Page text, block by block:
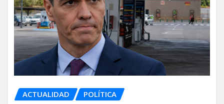
ACTUALIDAD POLÍTICA